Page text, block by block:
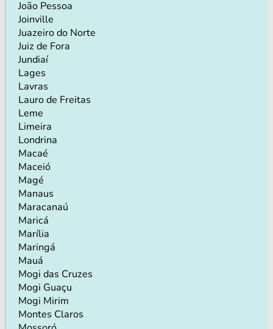
João Pessoa
Joinville
Juazeiro do Norte
Juiz de Fora
Jundiaí
Lages
Lavras
Lauro de Freitas
Leme
Limeira
Londrina
Macaé
Maceió
Magé
Manaus
Maracanaú
Maricá
Marília
Maringá
Mauá
Mogi das Cruzes
Mogi Guaçu
Mogi Mirim
Montes Claros